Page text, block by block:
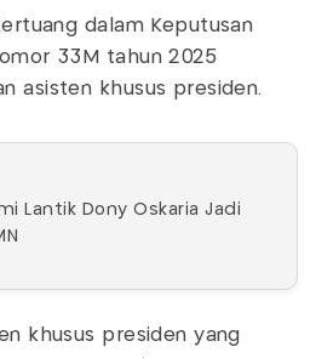
dalam Keputusan
33M tahun 2025
asisten khusus presiden.
Lantik Dony Oskaria Jadi
khusus presiden yang